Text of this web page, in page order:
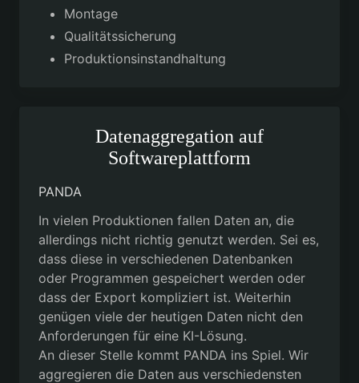
Montage
Qualitätssicherung
Produktionsinstandhaltung
Datenaggregation auf
Softwareplattform
PANDA
In vielen Produktionen fallen Daten an, die
allerdings nicht richtig genutzt werden. Sei es,
dass diese in verschiedenen Datenbanken
oder Programmen gespeichert werden oder
dass der Export kompliziert ist. Weiterhin
genügen viele der heutigen Daten nicht den
Anforderungen für eine KI-Lösung.
An dieser Stelle kommt PANDA ins Spiel. Wir
aggregieren die Daten aus verschiedensten